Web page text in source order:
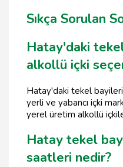
Sıkça Sorulan
Hatay'daki
alkollü içki
Hatay'daki tekel
yerli ve yabancı içki
yerel üretim alkollü
Hatay tekel
saatleri nedir?